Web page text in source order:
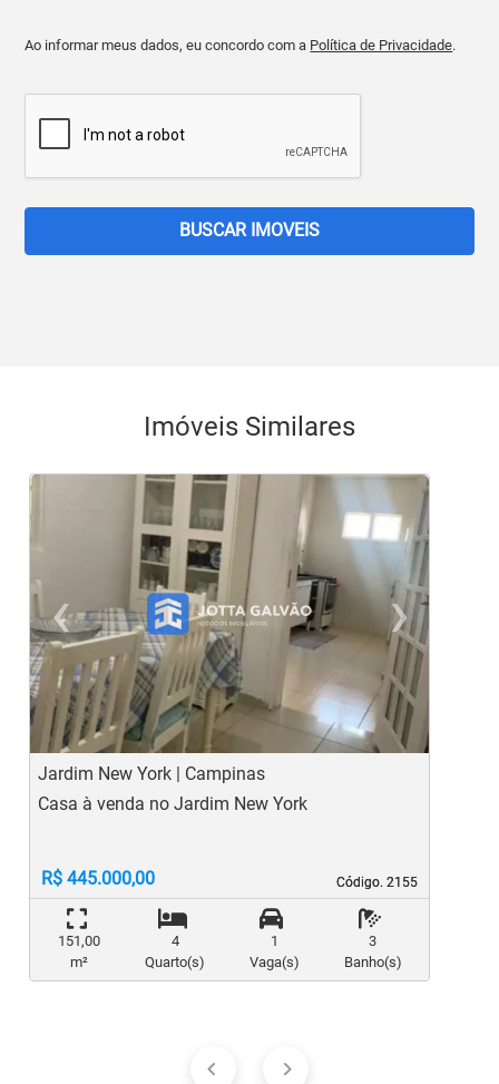
Ao informar meus dados, eu concordo com a Política de Privacidade.
BUSCAR IMOVEIS
Imóveis Similares
‹
Previous
›
Jardim New York | Campinas
Código. 2155
Código. 2155
Casa à venda no Jardim New York
R$ 445.000,00
151,00
m²
4
Quarto(s)
1
Vaga(s)
3
Banho(s)